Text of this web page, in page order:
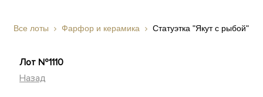
Все лоты Фарфор и керамика Статуэтка "Якут с рыбой"
Лот №1110
Назад